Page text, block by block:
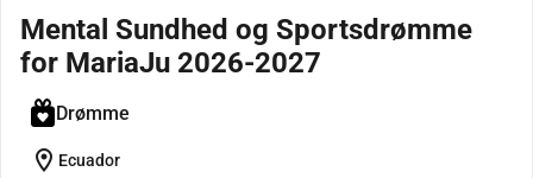
Mental Sundhed og Sportsdrømme
for MariaJu 2026-2027
Drømme
location_on Ecuador